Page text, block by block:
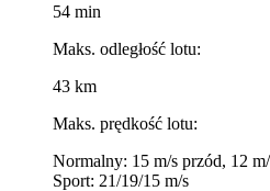
54 min
Maks. odległość lotu:
43 km
Maks. prędkość lotu:
Normalny: 15 m/s przód, 12
Sport: 21/19/15 m/s